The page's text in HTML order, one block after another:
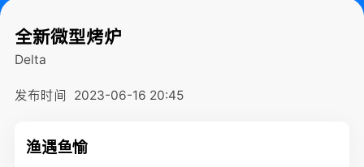
全新微型烤炉
Delta
发布时间 2023-06-16 20:45
渔遇鱼愉